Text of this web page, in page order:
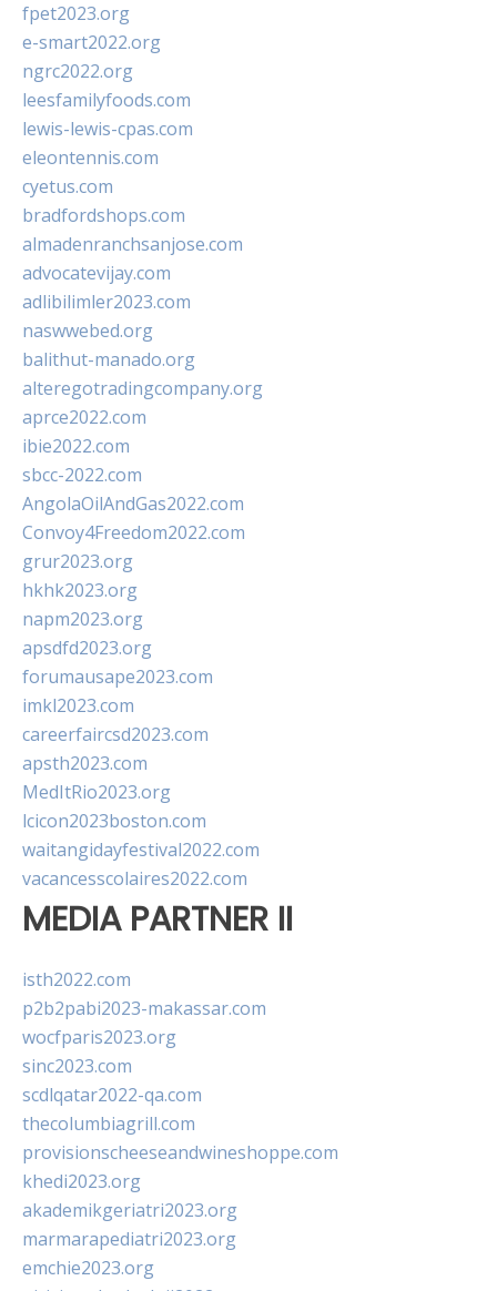
fpet2023.org
e-smart2022.org
ngrc2022.org
leesfamilyfoods.com
lewis-lewis-cpas.com
eleontennis.com
cyetus.com
bradfordshops.com
almadenranchsanjose.com
advocatevijay.com
adlibilimler2023.com
naswwebed.org
balithut-manado.org
alteregotradingcompany.org
aprce2022.com
ibie2022.com
sbcc-2022.com
AngolaOilAndGas2022.com
Convoy4Freedom2022.com
grur2023.org
hkhk2023.org
napm2023.org
apsdfd2023.org
forumausape2023.com
imkl2023.com
careerfaircsd2023.com
apsth2023.com
MedItRio2023.org
lcicon2023boston.com
waitangidayfestival2022.com
vacancesscolaires2022.com
MEDIA PARTNER II
isth2022.com
p2b2pabi2023-makassar.com
wocfparis2023.org
sinc2023.com
scdlqatar2022-qa.com
thecolumbiagrill.com
provisionscheeseandwineshoppe.com
khedi2023.org
akademikgeriatri2023.org
marmarapediatri2023.org
emchie2023.org